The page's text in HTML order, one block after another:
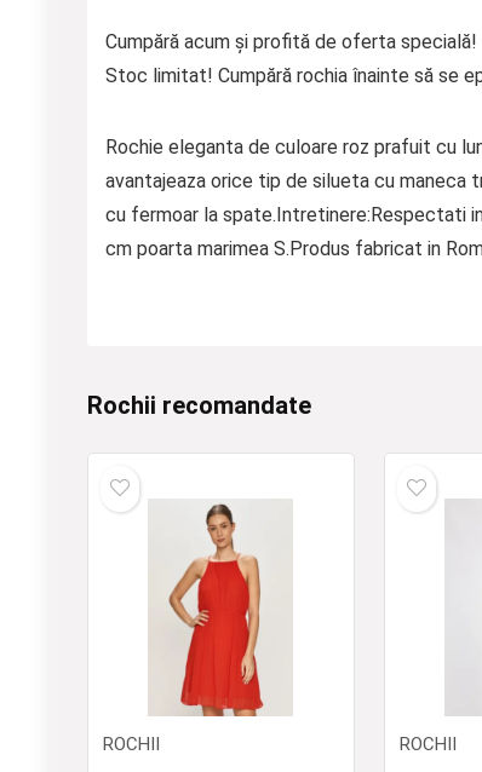
Cumpără acum și profită de oferta specială!
Stoc limitat! Cumpără rochia înainte să se
Rochie eleganta de culoare roz prafuit cu
avantajeaza orice tip de silueta cu maneca
cu fermoar la spate.Intretinere:Respectati
cm poarta marimea S.Produs fabricat in
Rochii recomandate
ROCHII ROCHII